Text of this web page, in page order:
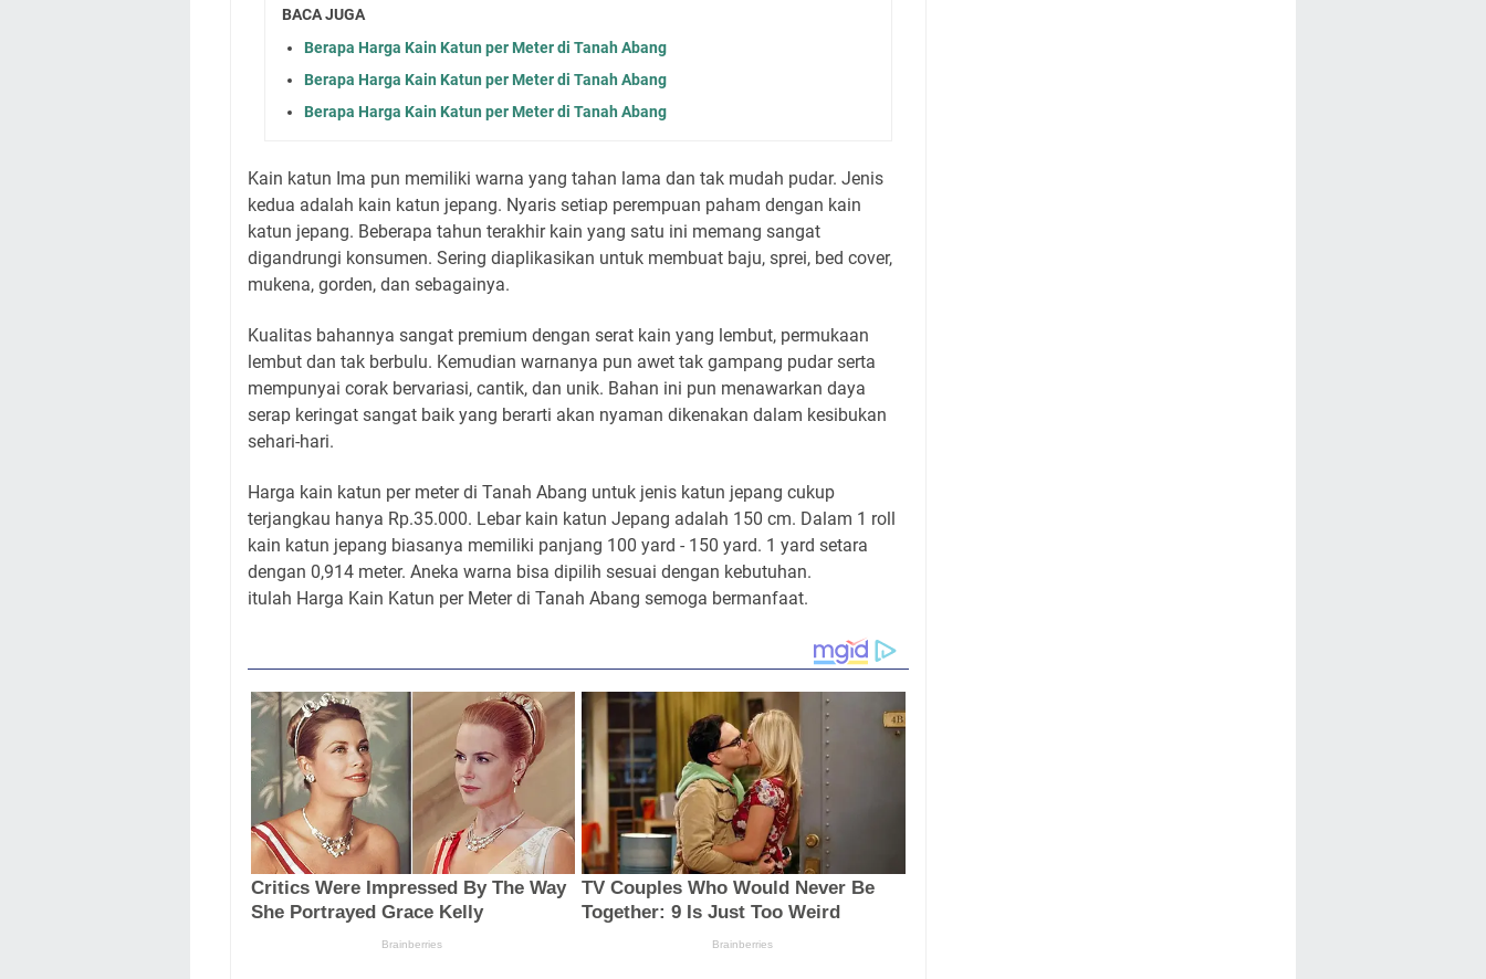
BACA JUGA
Berapa Harga Kain Katun per Meter di Tanah Abang
Berapa Harga Kain Katun per Meter di Tanah Abang
Berapa Harga Kain Katun per Meter di Tanah Abang
Kain katun Ima pun memiliki warna yang tahan lama dan tak mudah pudar. Jenis
kedua adalah kain katun jepang. Nyaris setiap perempuan paham dengan kain
katun jepang. Beberapa tahun terakhir kain yang satu ini memang sangat
digandrungi konsumen. Sering diaplikasikan untuk membuat baju, sprei, bed cover,
mukena, gorden, dan sebagainya.
Kualitas bahannya sangat premium dengan serat kain yang lembut, permukaan
lembut dan tak berbulu. Kemudian warnanya pun awet tak gampang pudar serta
mempunyai corak bervariasi, cantik, dan unik. Bahan ini pun menawarkan daya
serap keringat sangat baik yang berarti akan nyaman dikenakan dalam kesibukan
sehari-hari.
Harga kain katun per meter di Tanah Abang untuk jenis katun jepang cukup
terjangkau hanya Rp.35.000. Lebar kain katun Jepang adalah 150 cm. Dalam 1 roll
kain katun jepang biasanya memiliki panjang 100 yard - 150 yard. 1 yard setara
dengan 0,914 meter. Aneka warna bisa dipilih sesuai dengan kebutuhan.
itulah Harga Kain Katun per Meter di Tanah Abang semoga bermanfaat.